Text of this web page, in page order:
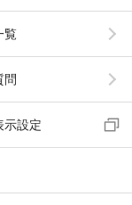
覧
問
示設定